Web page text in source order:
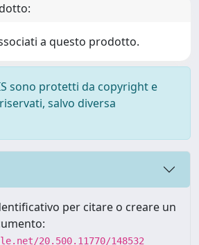
a questo prodotto.
sono protetti da copyright e
salvo diversa
per citare o creare un
20.500.11770/148532